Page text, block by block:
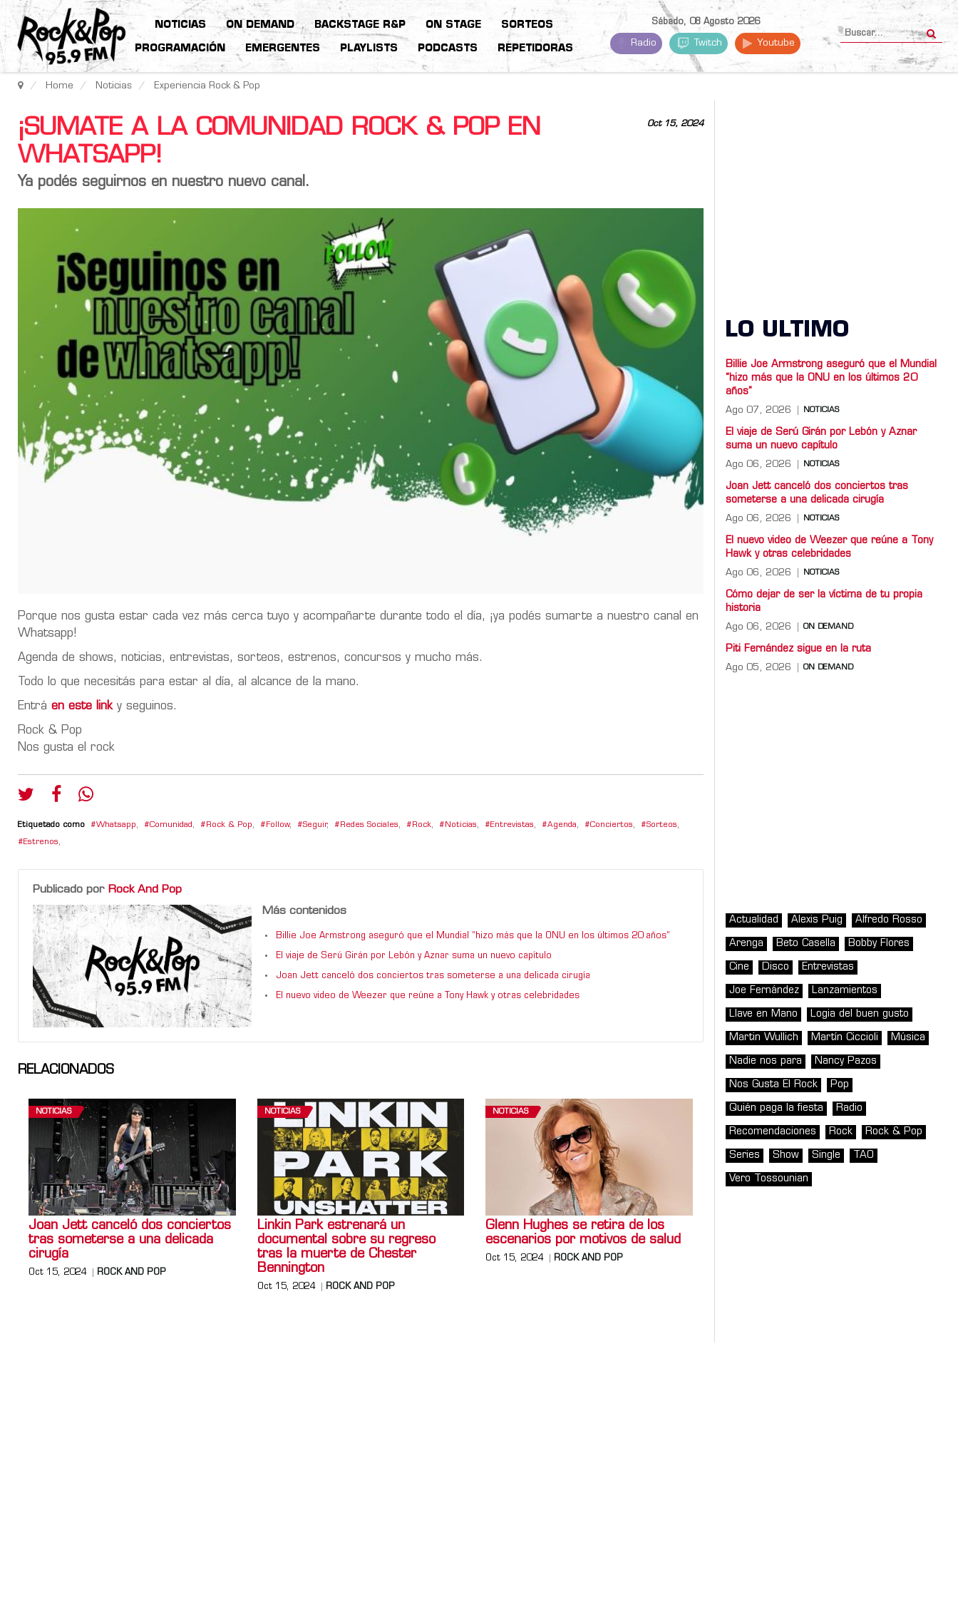
NOTICIAS ON DEMAND BACKSTAGE R&P ON STAGE SORTEOS
PROGRAMACIÓN EMERGENTES PLAYLISTS PODCASTS REPETIDORAS
Sábado, 08 Agosto 2026
Radio Twitch Youtube
Home Noticias Experiencia Rock & Pop
Oct 15, 2024
¡SUMATE A LA COMUNIDAD ROCK & POP EN
WHATSAPP!
Ya podés seguirnos en nuestro nuevo canal.
Porque nos gusta estar cada vez más cerca tuyo y acompañarte durante todo el día, ¡ya podés sumarte a nuestro canal en
Whatsapp!
Agenda de shows, noticias, entrevistas, sorteos, estrenos, concursos y mucho más.
Todo lo que necesitás para estar al día, al alcance de la mano.
Entrá en este linky seguinos.
Rock & Pop
Nos gusta el rock
Etiquetado como Whatsapp, Comunidad , Rock & Pop, Follow, Seguir, Redes Sociales, Rock, Noticias, Entrevistas, Agenda, Conciertos, Sorteos,
Estrenos,
Publicado por Rock And Pop
Más contenidos
Billie Joe Armstrong aseguró que el Mundial “hizo más que la ONU en los últimos 20 años”
El viaje de Serú Girán por Lebón y Aznar suma un nuevo capítulo
Joan Jett canceló dos conciertos tras someterse a una delicada cirugía
El nuevo video de Weezer que reúne a Tony Hawk y otras celebridades
RELACIONADOS
NOTICIAS
Joan Jett canceló dos conciertos
tras someterse a una delicada
cirugía
Oct 15, 2024 ROCK AND POP
NOTICIAS
Linkin Park estrenará un
documental sobre su regreso
tras la muerte de Chester
Bennington
Oct 15, 2024 ROCK AND POP
NOTICIAS
Glenn Hughes se retira de los
escenarios por motivos de salud
Oct 15, 2024 ROCK AND POP
LO ULTIMO
Billie Joe Armstrong aseguró que el Mundial
“hizo más que la ONU en los últimos 20
años”
Ago 07, 2026 NOTICIAS
El viaje de Serú Girán por Lebón y Aznar
suma un nuevo capítulo
Ago 06, 2026 NOTICIAS
Joan Jett canceló dos conciertos tras
someterse a una delicada cirugía
Ago 06, 2026 NOTICIAS
El nuevo video de Weezer que reúne a Tony
Hawk y otras celebridades
Ago 06, 2026 NOTICIAS
Cómo dejar de ser la víctima de tu propia
historia
Ago 06, 2026 ON DEMAND
Piti Fernández sigue en la ruta
Ago 05, 2026 ON DEMAND
Actualidad Alexis Puig Alfredo Rosso
Arenga Beto Casella Bobby Flores
Cine Disco Entrevistas
Joe Fernández Lanzamientos
Llave en Mano Logia del buen gusto
Martin Wullich Martín Ciccioli Música
Nadie nos para Nancy Pazos
Nos Gusta El Rock Pop
Quién paga la fiesta Radio
Recomendaciones Rock Rock & Pop
Series Show Single TAO
Vero Tossounian